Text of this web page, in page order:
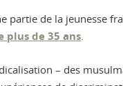
de la jeunesse
plus de 35 ans.
– des